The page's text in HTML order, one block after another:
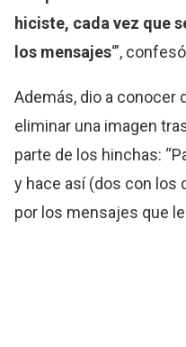
hiciste, cada vez que
los mensajes‘”,
Además, dio a conocer
eliminar una imagen
parte de los hinchas:
y hace así (dos con los
por los mensajes que le